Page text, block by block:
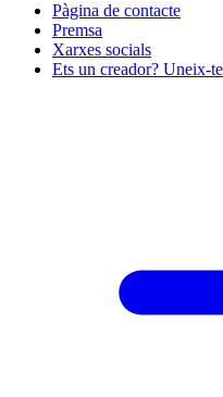
Pàgina de contacte
Premsa
Xarxes socials
Ets un creador? Uneix-